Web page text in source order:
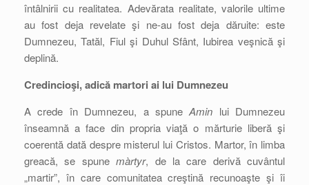
întâlnirii cu realitatea. Adevărata realitate, valorile ultime
au fost deja revelate şi ne-au fost deja dăruite: este
Dumnezeu, Tatăl, Fiul şi Duhul Sfânt, Iubirea veşnică şi
deplină.
Credincioşi, adică martori ai lui Dumnezeu
A crede în Dumnezeu, a spuneAmin lui Dumnezeu
înseamnă a face din propria viaţă o mărturie liberă şi
coerentă dată despre misterul lui Cristos. Martor, în limba
greacă, se spunemàrtyr, de la care derivă cuvântul
„martir”, în care comunitatea creştină recunoaşte şi îi